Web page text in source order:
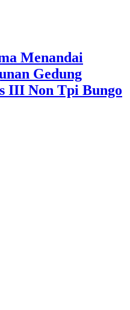
Menandai
Gedung
III Non Tpi Bungo